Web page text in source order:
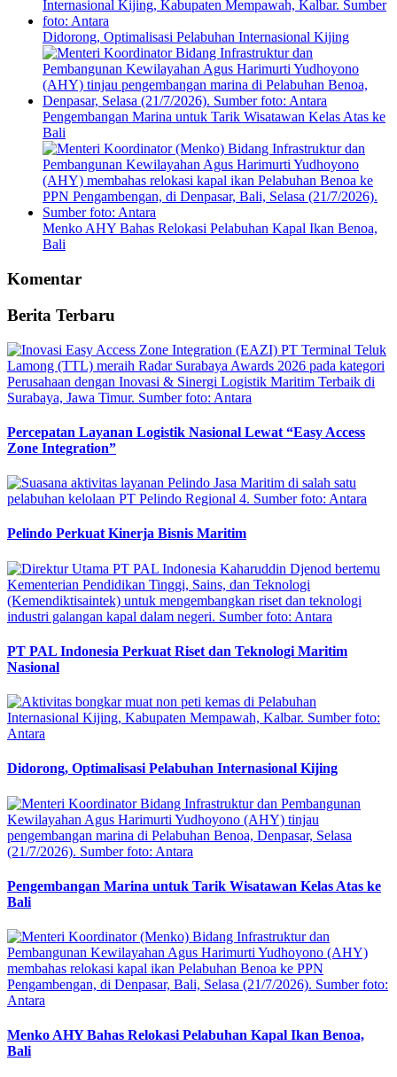
Didorong, Optimalisasi Pelabuhan Internasional Kijing
Pengembangan Marina untuk Tarik Wisatawan Kelas Atas ke
Bali
Menko AHY Bahas Relokasi Pelabuhan Kapal Ikan Benoa,
Bali
Komentar
Berita Terbaru
Percepatan Layanan Logistik Nasional Lewat “Easy Access
Zone Integration”
Pelindo Perkuat Kinerja Bisnis Maritim
PT PAL Indonesia Perkuat Riset dan Teknologi Maritim
Nasional
Didorong, Optimalisasi Pelabuhan Internasional Kijing
Pengembangan Marina untuk Tarik Wisatawan Kelas Atas ke
Bali
Menko AHY Bahas Relokasi Pelabuhan Kapal Ikan Benoa,
Bali